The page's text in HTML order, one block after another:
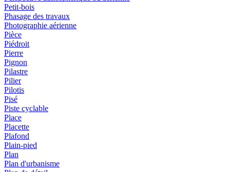
Petit-bois
Phasage des travaux
Photographie aérienne
Pièce
Piédroit
Pierre
Pignon
Pilastre
Pilier
Pilotis
Pisé
Piste cyclable
Place
Placette
Plafond
Plain-pied
Plan
Plan d'urbanisme